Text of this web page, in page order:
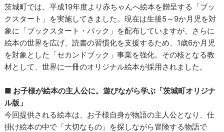
茨城町では、平成19年度より赤ちゃんへ絵本を贈呈する「ブッ
クスタート」を実施してきました。現在は生後5～9か月児を対
象に「ブックスタート・パック」を配布していますが、さらに
絵本の世界を広げ、読書の習慣化を支援するため、1歳6か月児
を対象とした「セカンドブック」事業を強化。その核となる教
材として、世界に一冊のオリジナル絵本が採用されました。
■ お子様が絵本の主人公に。遊びながら学ぶ「茨城町オリジナ
ル版」
今回提供される絵本は、お子様自身が物語の主人公となり、仕
掛け絵本の中で「大切なもの」を探しながら冒険する物語で